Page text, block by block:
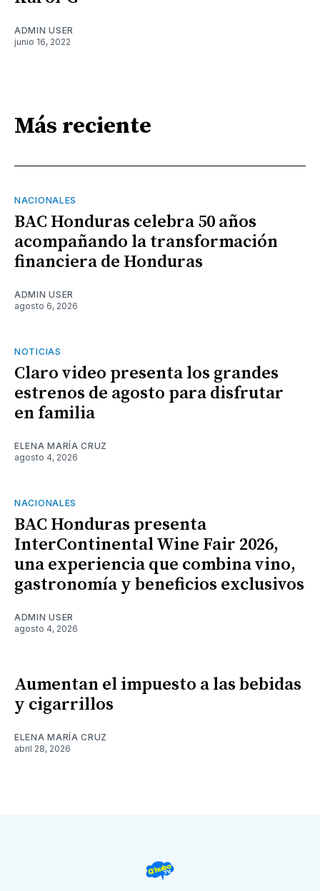
ADMIN USER
junio 16, 2022
Más reciente
NACIONALES
BAC Honduras celebra 50 años
acompañando la transformación
financiera de Honduras
ADMIN USER
agosto 6, 2026
NOTICIAS
Claro video presenta los grandes
estrenos de agosto para disfrutar
en familia
ELENA MARÍA CRUZ
agosto 4, 2026
NACIONALES
BAC Honduras presenta
InterContinental Wine Fair 2026,
una experiencia que combina vino,
gastronomía y beneficios exclusivos
ADMIN USER
agosto 4, 2026
Aumentan el impuesto a las bebidas
y cigarrillos
ELENA MARÍA CRUZ
abril 28, 2026